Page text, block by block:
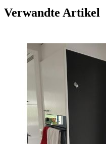
Verwandte Artikel